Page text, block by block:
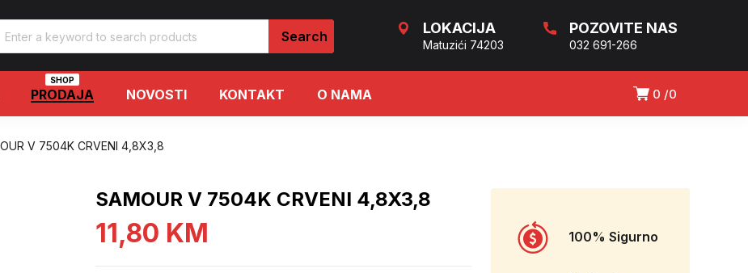
LOKACIJA
Matuzići 74203
POZOVITE NAS
032 691-266
0 0
PRODAJA
SHOP
NOVOSTI KONTAKT O NAMA
V 7504K CRVENI 4,8X3,8
SAMOUR V 7504K CRVENI 4,8X3,8
11,80 KM 100% Sigurno